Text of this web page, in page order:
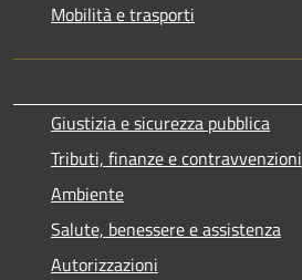
Mobilità e trasporti
Giustizia e sicurezza pubblica
Tributi, finanze e contravvenzioni
Ambiente
Salute, benessere e assistenza
Autorizzazioni